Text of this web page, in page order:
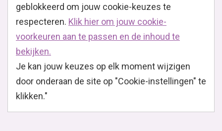
geblokkeerd om jouw cookie-keuzes te
respecteren. Klik hier om jouw cookie-
voorkeuren aan te passen en de inhoud te
bekijken.
Je kan jouw keuzes op elk moment wijzigen
door onderaan de site op "Cookie-instellingen" te
klikken."